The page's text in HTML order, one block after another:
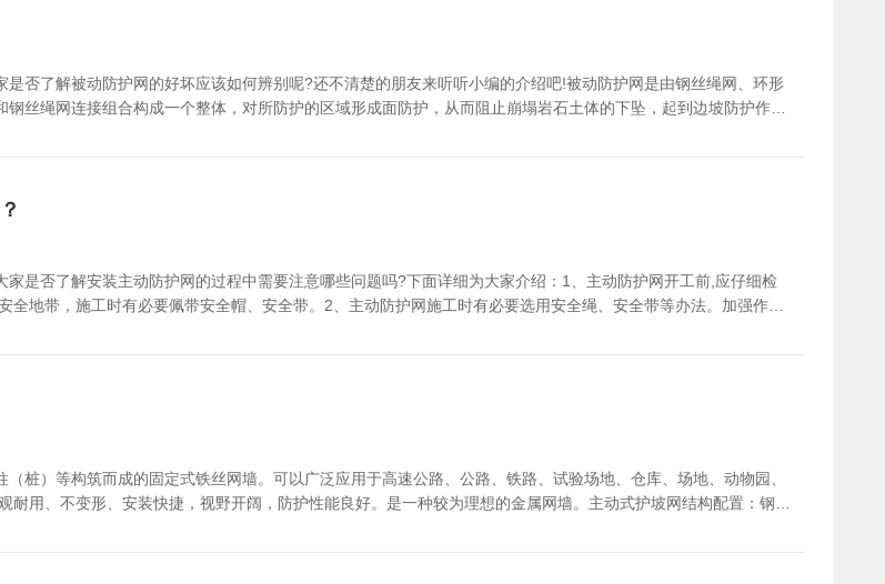
否了解被动防护网的好坏应该如何辨别呢?还不清楚的朋友来听听小编的介绍吧!被动防护网是由钢丝绳网、环形
丝绳网连接组合构成一个整体，对所防护的区域形成面防护，从而阻止崩塌岩石土体的下坠，起到边坡防护作
厚度按照TB/T3089-2004标准，被动防护网卡扣厚度要求正式从2.0mm增加到了2.3mm大小，因为现在很多的
，非国标的丝径规格只有2.0mm大小。外观尺寸检查：对被动防护网直径(含圆度)表面、结构、捻法及捻制质
在单向静拉力作用下，被动防护网面承受破断拉力能力的试验。被动防护网的松驰试验，被动防护网在初始拉力
股试验：被动防护网股部分或全部拆散或单丝进行试验来计算被动防护网内钢丝破断拉力总和和考核被动防护网
是否了解安装主动防护网的过程中需要注意哪些问题吗?下面详细为大家介绍：1、主动防护网开工前,应仔细检
地带，施工时有必要佩带安全帽、安全带。2、主动防护网施工时有必要选用安全绳、安全带等办法。加强作业
桩）等构筑而成的固定式铁丝网墙。可以广泛应用于高速公路、公路、铁路、试验场地、仓库、场地、动物园、
用、不变形、安装快捷，视野开阔，防护性能良好。是一种较为理想的金属网墙。主动式护坡网结构配置：钢丝